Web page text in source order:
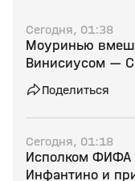
Сегодня, 01:38
Моуринью
Винисиусом —
Поделиться
Сегодня, 01:18
Исполком ФИФА
Инфантино и